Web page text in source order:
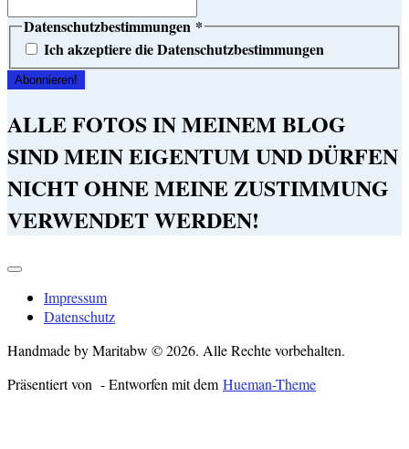
Datenschutzbestimmungen *
Ich akzeptiere die Datenschutzbestimmungen
ALLE FOTOS IN MEINEM BLOG
SIND MEIN EIGENTUM UND DÜRFEN
NICHT OHNE MEINE ZUSTIMMUNG
VERWENDET WERDEN!
Impressum
Datenschutz
Handmade by Maritabw © 2026. Alle Rechte vorbehalten.
Präsentiert von - Entworfen mit dem Hueman-Theme